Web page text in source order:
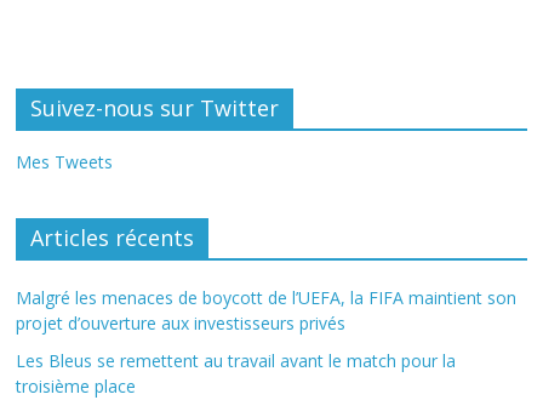
Suivez-nous sur Twitter
Mes Tweets
Articles récents
Malgré les menaces de boycott de l’UEFA, la FIFA maintient son
projet d’ouverture aux investisseurs privés
Les Bleus se remettent au travail avant le match pour la
troisième place